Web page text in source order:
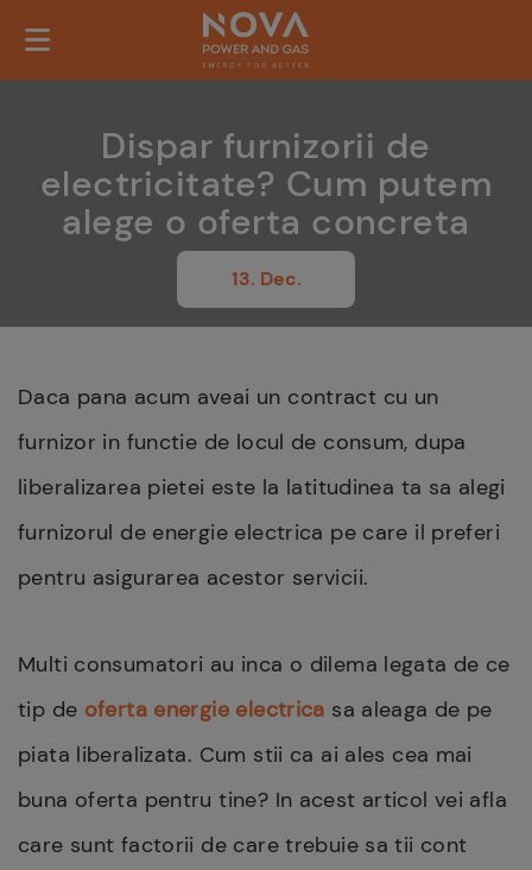
Dispar furnizorii de
electricitate? Cum putem
alege o oferta concreta
13. Dec.
Daca pana acum aveai un contract cu un
furnizor in functie de locul de consum, dupa
liberalizarea pietei este la latitudinea ta sa alegi
furnizorul de energie electrica pe care il preferi
pentru asigurarea acestor servicii.
Multi consumatori au inca o dilema legata de ce
tip de oferta energie electrica sa aleaga de pe
piata liberalizata. Cum stii ca ai ales cea mai
buna oferta pentru tine? In acest articol vei afla
care sunt factorii de care trebuie sa tii cont